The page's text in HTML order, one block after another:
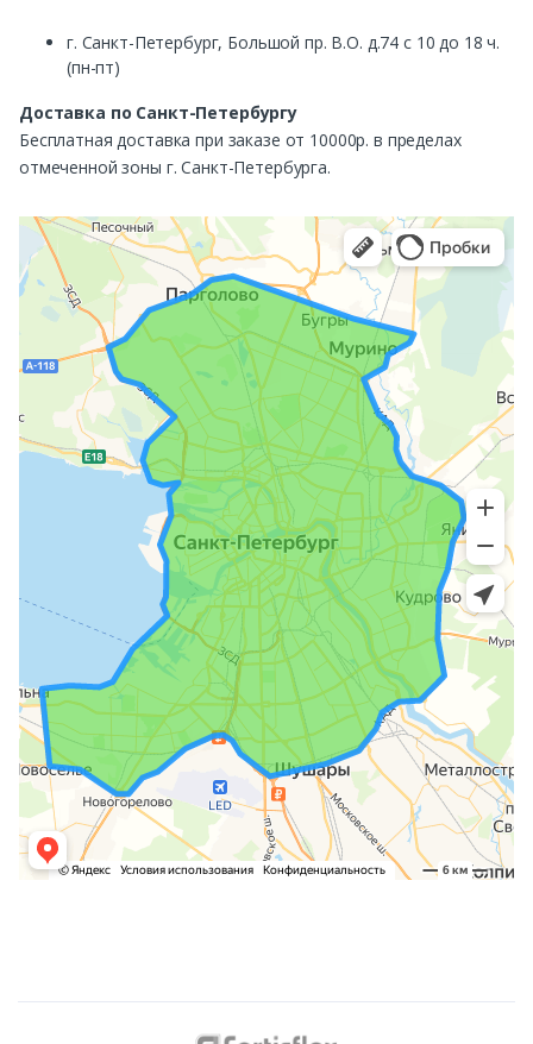
г. Санкт-Петербург, Большой пр. В.О. д.74 с 10 до 18 ч.
(пн-пт)
Доставка по Санкт-Петербургу
Бесплатная доставка при заказе от 10000р. в пределах
отмеченной зоны г. Санкт-Петербурга.